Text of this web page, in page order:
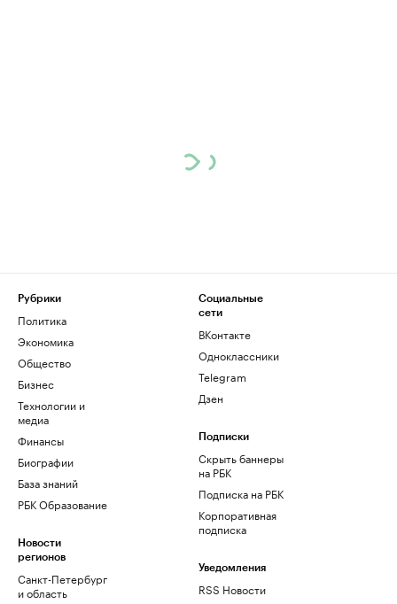
Рубрики
Политика
Экономика
Общество
Бизнес
Технологии и
медиа
Финансы
Биографии
База знаний
РБК Образование
Новости
регионов
Санкт-Петербург
и область
Социальные
сети
ВКонтакте
Одноклассники
Telegram
Дзен
Подписки
Скрыть баннеры
на РБК
Подписка на РБК
Корпоративная
подписка
Уведомления
RSS Новости